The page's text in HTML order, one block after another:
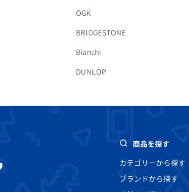
OGK
BRIDGESTONE
Bianchi
DUNLOP
商品を探す
カテゴリーから探す
ブランドから探す